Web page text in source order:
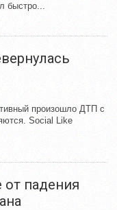
быстро...
произошло ДТП с
Social Like
падения